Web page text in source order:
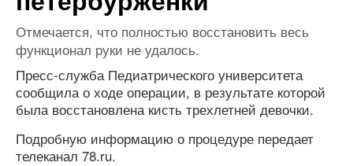
Отмечается, что полностью восстановить весь
функционал руки не удалось.
Пресс-служба Педиатрического университета
сообщила о ходе операции, в результате которой
была восстановлена кисть трехлетней девочки.
Подробную информацию о процедуре передает
телеканал 78.ru.